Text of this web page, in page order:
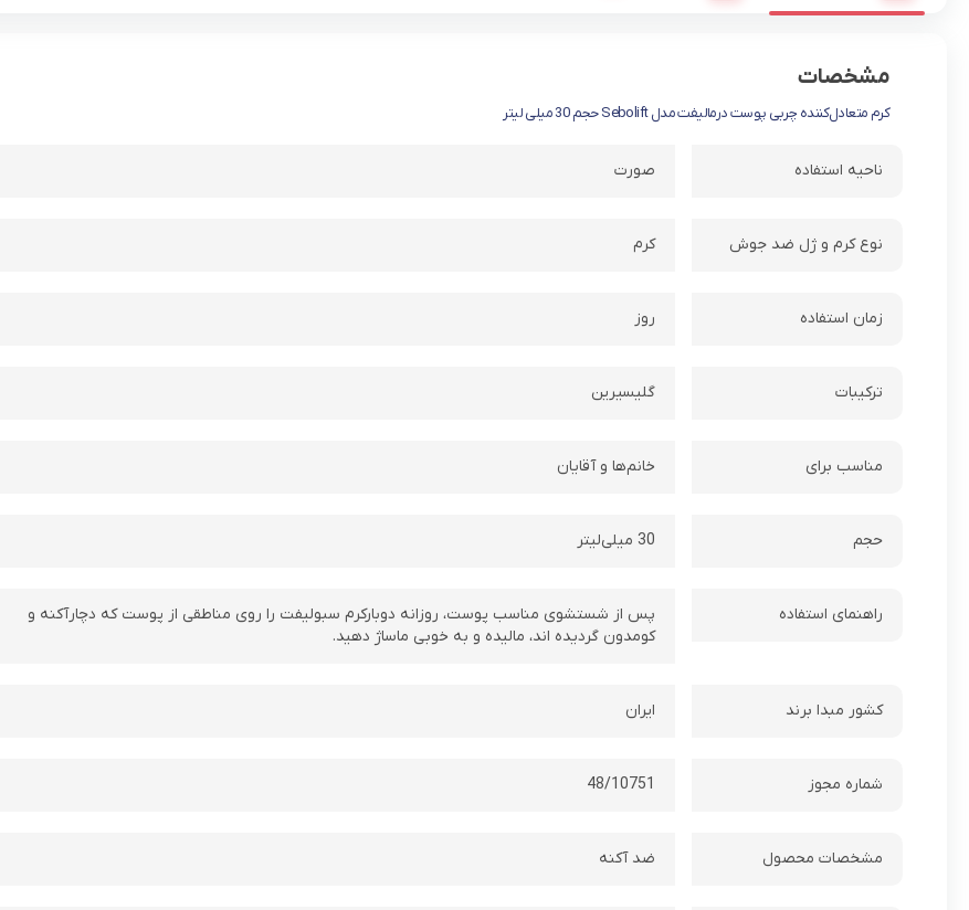
مشخصات
کرم متعادل‌کننده چربی پوست درمالیفت مدل Sebolift حجم 30 میلی لیتر
ناحیه استفاده صورت
نوع کرم و ژل ضد جوش کرم
زمان استفاده روز
ترکیبات گلیسیرین
مناسب برای خانم‌ها و آقایان
حجم 30 میلی‌لیتر
راهنمای استفاده
پس از شستشوی مناسب پوست، روزانه دوبارکرم سبولیفت را روی مناطقی از پوست که دچارآکنه و
کومدون گردیده اند، مالیده و به خوبی ماساژ دهید.
کشور مبدا برند ایران
شماره مجوز 48/10751
مشخصات محصول ضد آکنه